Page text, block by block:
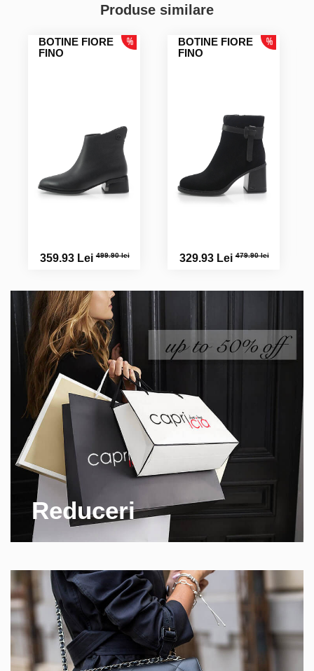
Produse similare
BOTINE FIORE
FINO
359.93 Lei499.90 lei
BOTINE FIORE
FINO
329.93 Lei479.90 lei
Reduceri